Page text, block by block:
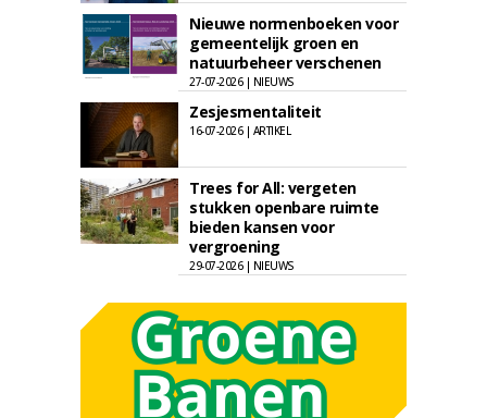
Nieuwe normenboeken voor
gemeentelijk groen en
natuurbeheer verschenen
27-07-2026 | NIEUWS
Zesjesmentaliteit
16-07-2026 | ARTIKEL
Trees for All: vergeten
stukken openbare ruimte
bieden kansen voor
vergroening
29-07-2026 | NIEUWS